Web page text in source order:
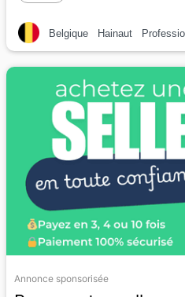
Belgique Hainaut
Annonce sponsorisée